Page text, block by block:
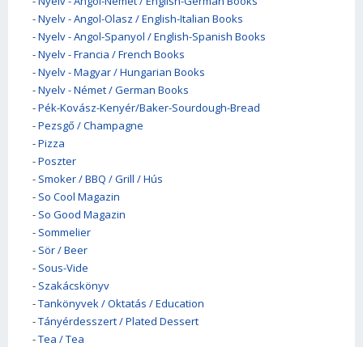
-Nyelv - Angol-Olasz / English-Italian Books
-Nyelv - Angol-Spanyol / English-Spanish Books
-Nyelv - Francia / French Books
-Nyelv - Magyar / Hungarian Books
-Nyelv - Német / German Books
-Pék-Kovász-Kenyér/Baker-Sourdough-Bread
-Pezsgő / Champagne
-Pizza
-Poszter
- Smoker / BBQ / Grill / Hús
- So Cool Magazin
- So Good Magazin
- Sommelier
- Sör / Beer
- Sous-Vide
- Szakácskönyv
-Tankönyvek / Oktatás / Education
-Tányérdesszert / Plated Dessert
-Tea / Tea